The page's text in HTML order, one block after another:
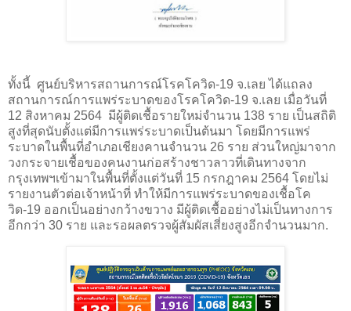
ทั้งนี้ ศูนย์บริหารสถานการณ์โรคโควิด-19 จ.เลย ได้แถลง
สถานการณ์การแพร่ระบาดของโรคโควิด-19 จ.เลย เมื่อวันที่
12 สิงหาคม 2564 มีผู้ติดเชื้อรายใหม่จำนวน 138 ราย เป็นสถิติ
สูงที่สุดนับตั้งแต่มีการแพร่ระบาดเป็นต้นมา โดยมีการแพร่
ระบาดในพื้นที่อำเภอเชียงคานจำนวน 26 ราย ส่วนใหญ่มาจาก
วงกระจายเชื้อของคนงานก่อสร้างชาวลาวที่เดินทางจาก
กรุงเทพฯเข้ามาในพื้นที่ตั้งแต่วันที่ 15 กรกฎาคม 2564 โดยไม่
รายงานตัวต่อเจ้าหน้าที่ ทำให้มีการแพร่ระบาดของเชื้อโค
วิด-19 ออกเป็นอย่างกว้างขวาง มีผู้ติดเชื้ออย่างไม่เป็นทางการ
อีกกว่า 30 ราย และรอผลตรวจผู้สัมผัสเสี่ยงสูงอีกจำนวนมาก.